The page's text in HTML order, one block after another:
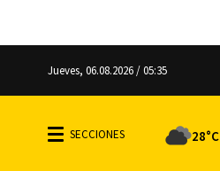
Jueves, 06.08.2026 / 05:35
28°C